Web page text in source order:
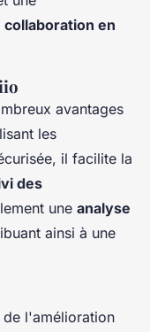
collaboration en
avantages
les
il facilite la
des
une analyse
ainsi à une
l'amélioration